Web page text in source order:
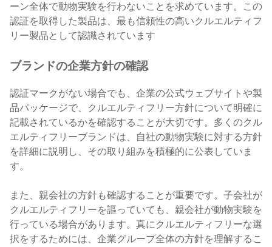
ーン全体で動物実験を行わないことを求めています。この
認証を取得した製品は、最も信頼性の高いクルエルティフ
リー製品として認識されています
ブランドの企業方針の確認
認証マークがない場合でも、企業の公式ウェブサイトや製
品パッケージで、クルエルティフリー方針について明確に
記載されているかを確認することが大切です。多くのクル
エルティフリーブランドは、自社の動物実験に対する方針
を詳細に説明し、その取り組みを積極的に公表していま
す。
また、親会社の方針も確認することが重要です。子会社が
クルエルティフリーを謳っていても、親会社が動物実験を
行っている場合があります。真にクルエルティフリーな選
択をするためには、企業グループ全体の方針を理解するこ